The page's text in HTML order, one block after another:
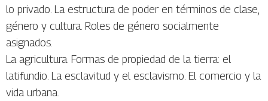
lo privado. La estructura de poder en términos de clase,
género y cultura. Roles de género socialmente
asignados.
La agricultura. Formas de propiedad de la tierra: el
latifundio. La esclavitud y el esclavismo. El comercio y la
vida urbana.